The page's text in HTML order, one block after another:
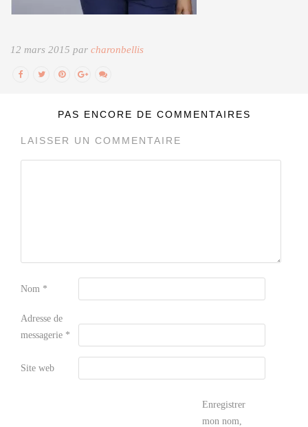
12 mars 2015 par charonbellis
PAS ENCORE DE COMMENTAIRES
LAISSER UN COMMENTAIRE
Nom *
Adresse de
messagerie *
Site web
Enregistrer
mon nom,